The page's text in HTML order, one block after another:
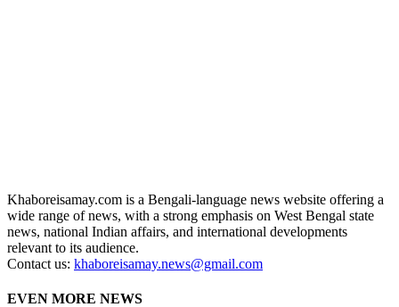
Khaboreisamay.com is a Bengali-language news website offering a
wide range of news, with a strong emphasis on West Bengal state
news, national Indian affairs, and international developments
relevant to its audience.
Contact us: khaboreisamay.news@gmail.com
EVEN MORE NEWS